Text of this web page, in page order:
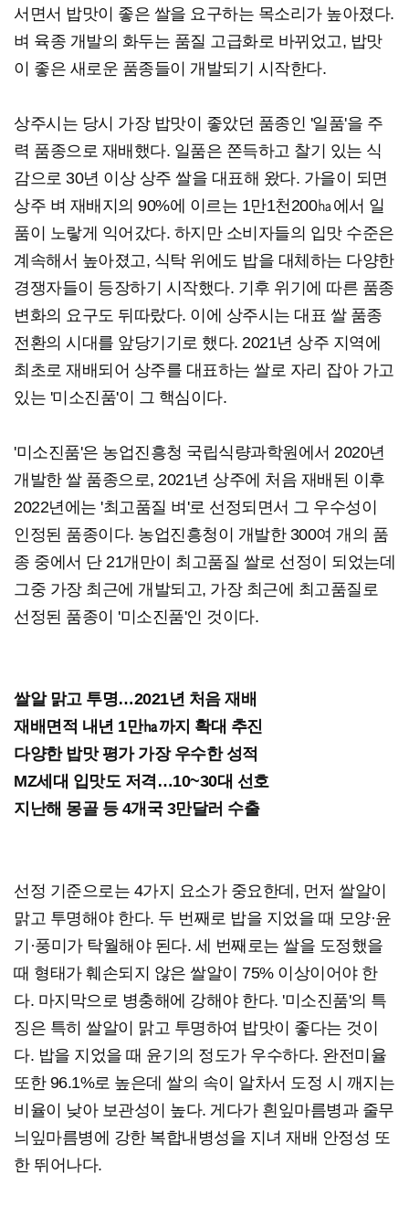
서면서 밥맛이 좋은 쌀을 요구하는 목소리가 높아졌다.
벼 육종 개발의 화두는 품질 고급화로 바뀌었고, 밥맛
이 좋은 새로운 품종들이 개발되기 시작한다.
상주시는 당시 가장 밥맛이 좋았던 품종인 '일품'을 주
력 품종으로 재배했다. 일품은 쫀득하고 찰기 있는 식
감으로 30년 이상 상주 쌀을 대표해 왔다. 가을이 되면
상주 벼 재배지의 90%에 이르는 1만1천200㏊에서 일
품이 노랗게 익어갔다. 하지만 소비자들의 입맛 수준은
계속해서 높아졌고, 식탁 위에도 밥을 대체하는 다양한
경쟁자들이 등장하기 시작했다. 기후 위기에 따른 품종
변화의 요구도 뒤따랐다. 이에 상주시는 대표 쌀 품종
전환의 시대를 앞당기기로 했다. 2021년 상주 지역에
최초로 재배되어 상주를 대표하는 쌀로 자리 잡아 가고
있는 '미소진품'이 그 핵심이다.
'미소진품'은 농업진흥청 국립식량과학원에서 2020년
개발한 쌀 품종으로, 2021년 상주에 처음 재배된 이후
2022년에는 '최고품질 벼'로 선정되면서 그 우수성이
인정된 품종이다. 농업진흥청이 개발한 300여 개의 품
종 중에서 단 21개만이 최고품질 쌀로 선정이 되었는데
그중 가장 최근에 개발되고, 가장 최근에 최고품질로
선정된 품종이 '미소진품'인 것이다.
쌀알 맑고 투명…2021년 처음 재배
재배면적 내년 1만㏊까지 확대 추진
다양한 밥맛 평가 가장 우수한 성적
MZ세대 입맛도 저격…10~30대 선호
지난해 몽골 등 4개국 3만달러 수출
선정 기준으로는 4가지 요소가 중요한데, 먼저 쌀알이
맑고 투명해야 한다. 두 번째로 밥을 지었을 때 모양·윤
기·풍미가 탁월해야 된다. 세 번째로는 쌀을 도정했을
때 형태가 훼손되지 않은 쌀알이 75% 이상이어야 한
다. 마지막으로 병충해에 강해야 한다. '미소진품'의 특
징은 특히 쌀알이 맑고 투명하여 밥맛이 좋다는 것이
다. 밥을 지었을 때 윤기의 정도가 우수하다. 완전미율
또한 96.1%로 높은데 쌀의 속이 알차서 도정 시 깨지는
비율이 낮아 보관성이 높다. 게다가 흰잎마름병과 줄무
늬잎마름병에 강한 복합내병성을 지녀 재배 안정성 또
한 뛰어나다.